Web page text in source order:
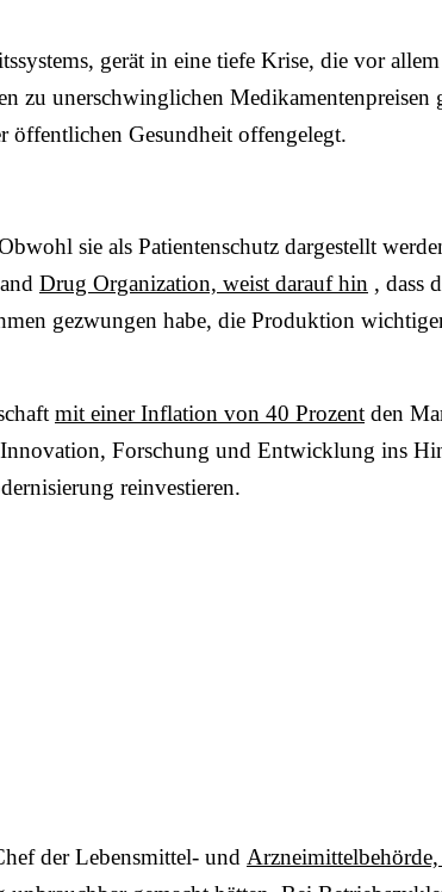
gerät in eine tiefe Krise, die vor
unerschwinglichen Medikamentenpreisen
öffentlichen Gesundheit offengelegt.
sie als Patientenschutz dargestellt
Drug Organization, weist darauf hin , dass
gezwungen habe, die Produktion
mit einer Inflation von 40 Prozent den
Forschung und Entwicklung ins
reinvestieren.
der Lebensmittel- und